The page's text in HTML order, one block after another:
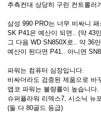
추측컨대 상당히 구린 컨트롤러
삼성 990 PRO는 너무 비싸니
SK P41은 예산이 되면.. (약 43
그 다음 WD SN850X로.. 약 36만
예산이 된다면 P41.. 아니면
파워는 컴퓨터 심장입니다.
비싸더라도 검증된 제품으로 바
앱코 파워는 불량률이 높습니다.
슈퍼플라워 리덱스7, 시소닉 뉴
(둘 다 80골드 등급)